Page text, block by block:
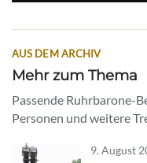
AUS DEM ARCHIV
Mehr zum Thema
Passende Ruhrbarone-
Personen und weitere
9. August